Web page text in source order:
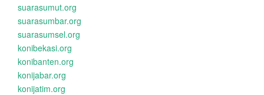
suarasumut.org
suarasumbar.org
suarasumsel.org
konibekasi.org
konibanten.org
konijabar.org
konijatim.org